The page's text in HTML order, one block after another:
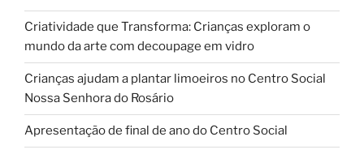
Criatividade que Transforma: Crianças exploram o
mundo da arte com decoupage em vidro
Crianças ajudam a plantar limoeiros no Centro Social
Nossa Senhora do Rosário
Apresentação de final de ano do Centro Social